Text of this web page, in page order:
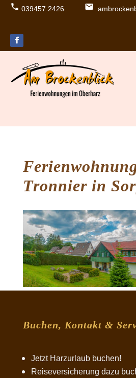
al
p
h
e
039457 2426
o
Tronnier in
Buchen, Kontakt &
Jetzt Harzurlaub buchen!
Reiseversicherung dazu